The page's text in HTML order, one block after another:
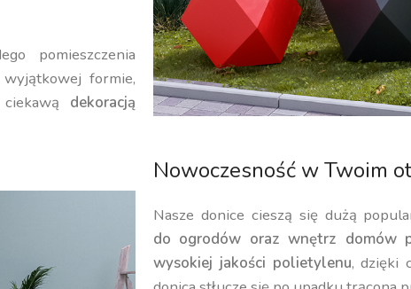
pomieszczenia
formie,
dekoracją
Nowoczesność w Twoim
Nasze donice cieszą się dużą
do ogrodów oraz wnętrz domów
wysokiej jakości polietylenu, dzięki